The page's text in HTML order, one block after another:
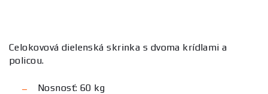
Celokovová dielenská skrinka s dvoma krídlami a
policou.
Nosnosť: 60 kg